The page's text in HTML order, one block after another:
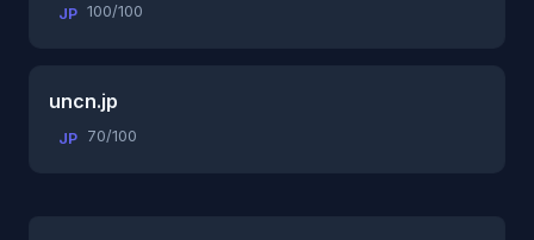
JP 100/100
uncn.jp
JP 70/100